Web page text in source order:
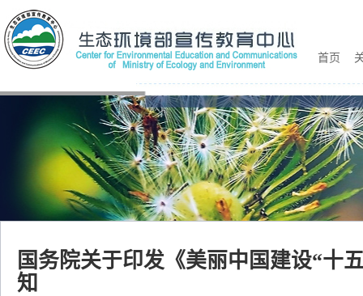
首页
国务院关于印发《美丽中国建设“十
知